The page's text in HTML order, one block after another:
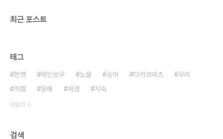
최근 포스트
태그
현영 레인보우 노을 승아 다카코마츠
우리
직캠
윤혜 재경 지숙
더보기
검색